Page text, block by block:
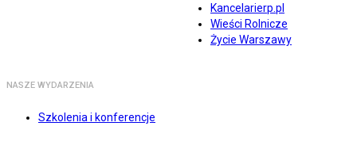
Kancelarierp.pl
Wieści Rolnicze
Życie Warszawy
NASZE WYDARZENIA
Szkolenia i konferencje